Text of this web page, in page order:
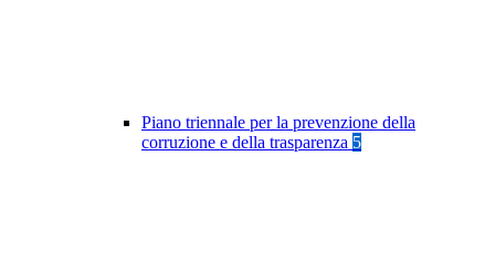
Piano triennale per la prevenzione della
corruzione e della trasparenza 5